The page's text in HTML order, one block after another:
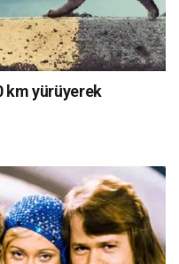
km yürüyerek